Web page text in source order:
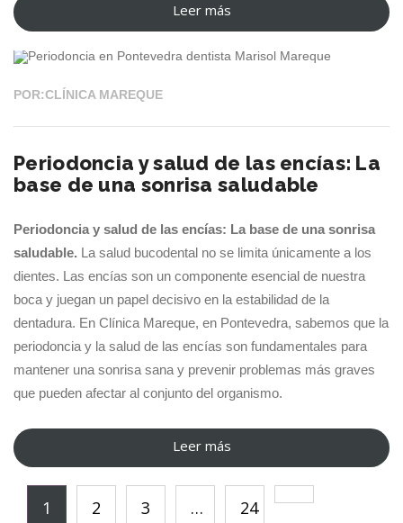
Leer más
“Cómo
la
cambió
la
y
la
de
mi
hijo”
02 MAR 2026
POR:CLÍNICA MAREQUE
Periodoncia y salud de las encías: La
base de una sonrisa saludable
Periodoncia y salud de las encías: La base de una sonrisa
saludable. La salud bucodental no se limita únicamente a los
dientes. Las encías son un componente esencial de nuestra
boca y juegan un papel decisivo en la estabilidad de la
dentadura. En Clínica Mareque, en Pontevedra, sabemos que la
periodoncia y la salud de las encías son fundamentales para
mantener una sonrisa sana y prevenir problemas más graves
que pueden afectar al conjunto del organismo.
Leer más
“Periodoncia
y
salud
1 2 3 … 24